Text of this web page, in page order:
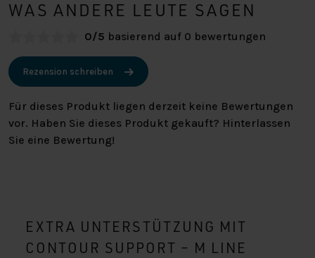
WAS ANDERE LEUTE SAGEN
0/5 basierend auf 0 bewertungen
Rezension schreiben
Für dieses Produkt liegen derzeit keine Bewertungen
vor. Haben Sie dieses Produkt gekauft? Hinterlassen
Sie eine Bewertung!
EXTRA UNTERSTÜTZUNG MIT
CONTOUR SUPPORT – M LINE